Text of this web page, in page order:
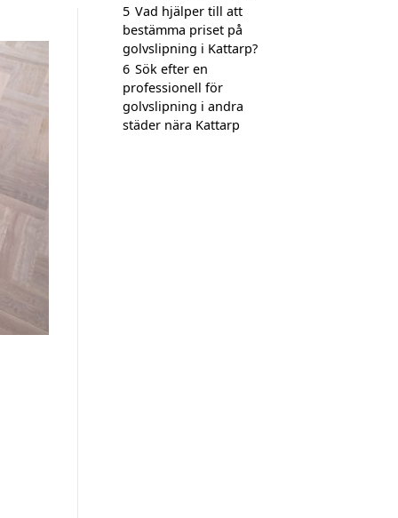
5 Vad hjälper till att
bestämma priset på
golvslipning i Kattarp?
6 Sök efter en
professionell för
golvslipning i andra
städer nära Kattarp